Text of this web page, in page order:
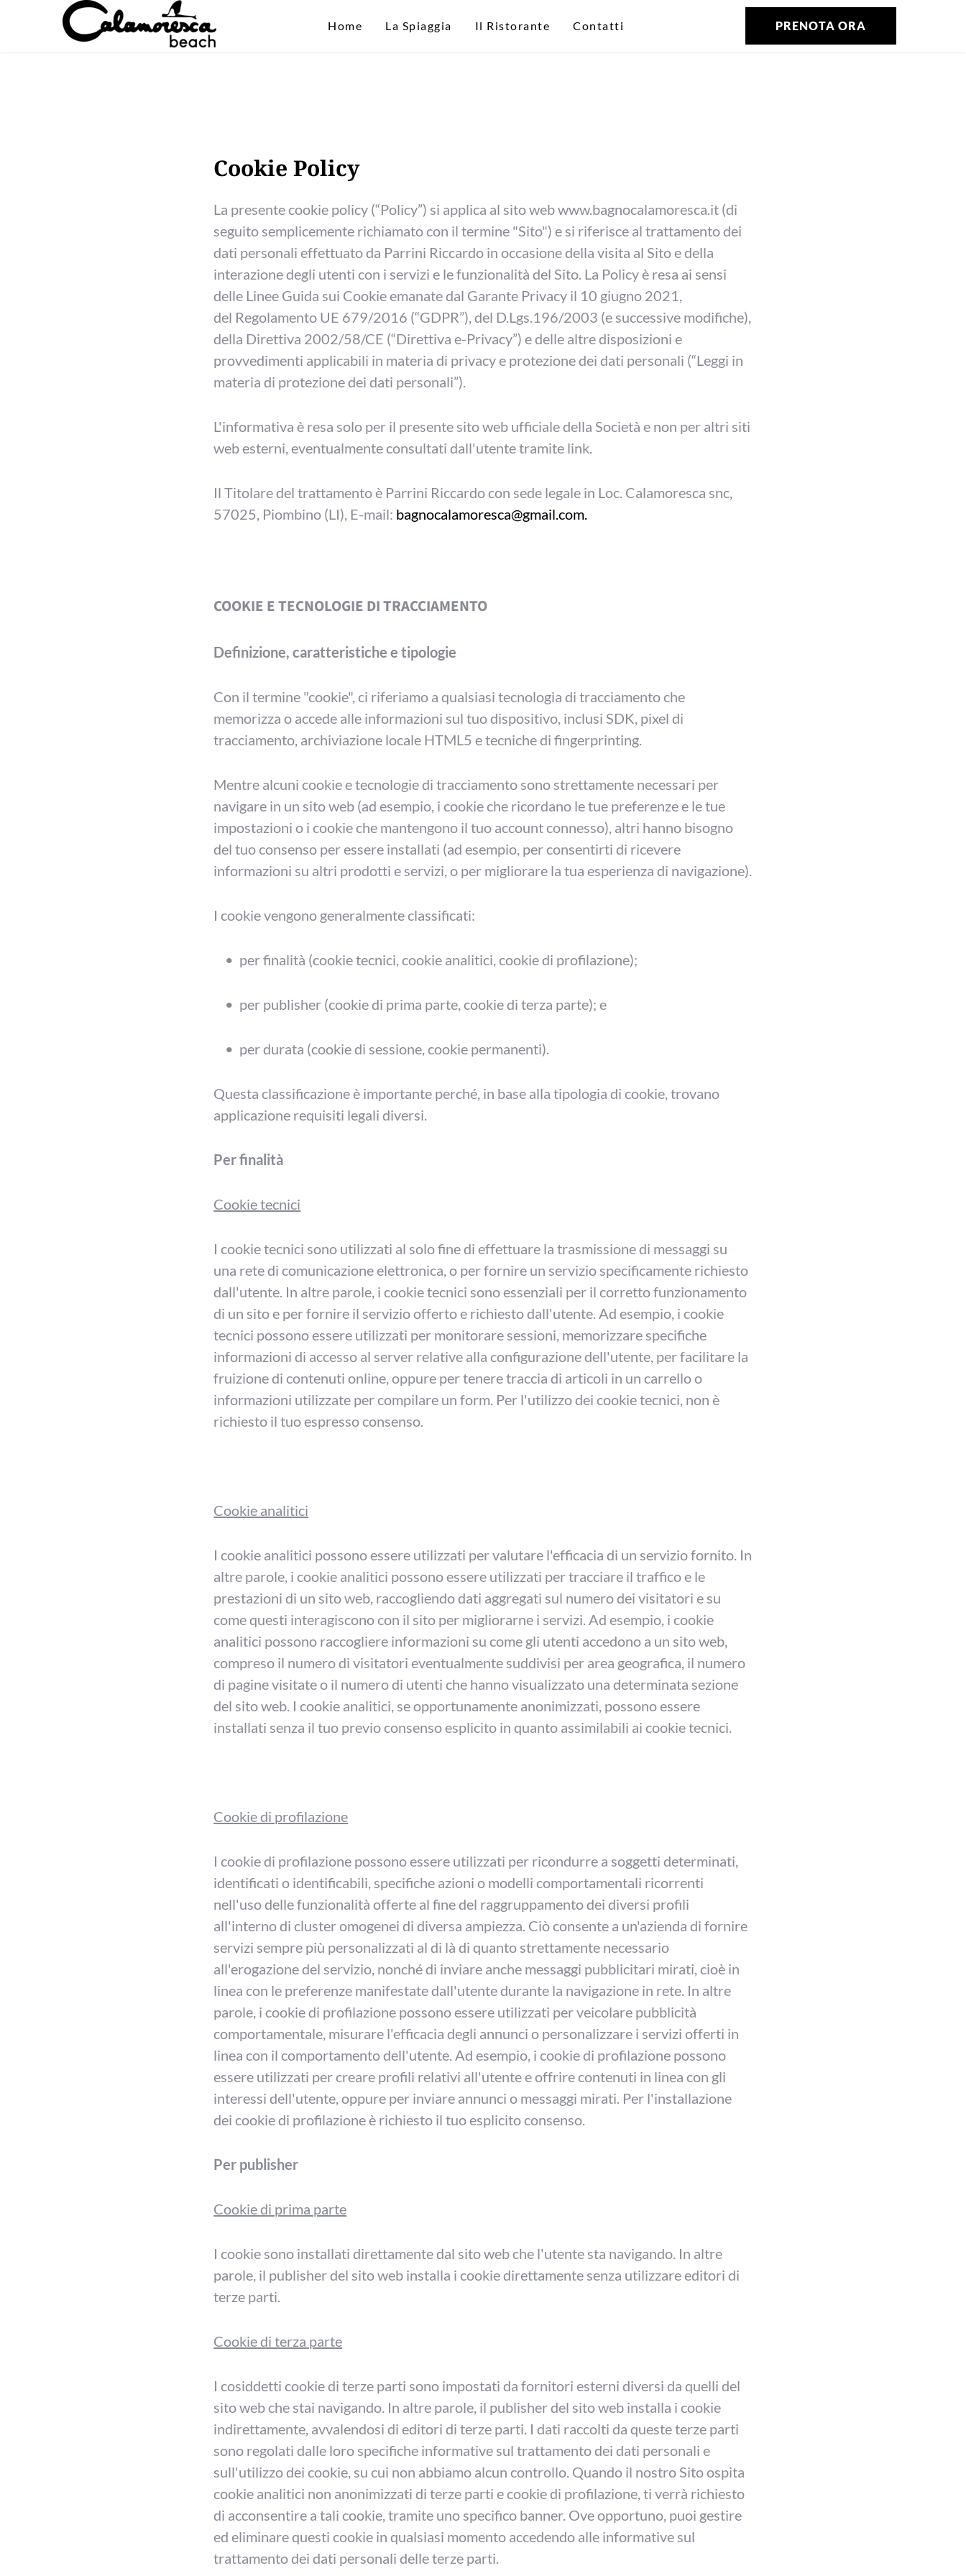
Home La Spiaggia Il Ristorante Contatti PRENOTA ORA
Cookie Policy
La presente cookie policy (“Policy”) si applica al sito web www.bagnocalamoresca.it (di
seguito semplicemente richiamato con il termine "Sito") e si riferisce al trattamento dei
dati personali effettuato da Parrini Riccardo in occasione della visita al Sito e della
interazione degli utenti con i servizi e le funzionalità del Sito. La Policy è resa ai sensi
delle Linee Guida sui Cookie emanate dal Garante Privacy il 10 giugno 2021,
del Regolamento UE 679/2016 (“GDPR”), del D.Lgs.196/2003 (e successive modifiche),
della Direttiva 2002/58/CE (“Direttiva e-Privacy”) e delle altre disposizioni e
provvedimenti applicabili in materia di privacy e protezione dei dati personali (“Leggi in
materia di protezione dei dati personali”).
L'informativa è resa solo per il presente sito web ufficiale della Società e non per altri siti
web esterni, eventualmente consultati dall'utente tramite link.
Il Titolare del trattamento è Parrini Riccardo con sede legale in Loc. Calamoresca snc,
57025, Piombino (LI), E-mail: bagnocalamoresca@gmail.com.
COOKIE E TECNOLOGIE DI TRACCIAMENTO
Definizione, caratteristiche e tipologie
Con il termine "cookie", ci riferiamo a qualsiasi tecnologia di tracciamento che
memorizza o accede alle informazioni sul tuo dispositivo, inclusi SDK, pixel di
tracciamento, archiviazione locale HTML5 e tecniche di fingerprinting.
Mentre alcuni cookie e tecnologie di tracciamento sono strettamente necessari per
navigare in un sito web (ad esempio, i cookie che ricordano le tue preferenze e le tue
impostazioni o i cookie che mantengono il tuo account connesso), altri hanno bisogno
del tuo consenso per essere installati (ad esempio, per consentirti di ricevere
informazioni su altri prodotti e servizi, o per migliorare la tua esperienza di navigazione).
I cookie vengono generalmente classificati:
per finalità (cookie tecnici, cookie analitici, cookie di profilazione);
per publisher (cookie di prima parte, cookie di terza parte); e
per durata (cookie di sessione, cookie permanenti).
Questa classificazione è importante perché, in base alla tipologia di cookie, trovano
applicazione requisiti legali diversi.
Per finalità
Cookie tecnici
I cookie tecnici sono utilizzati al solo fine di effettuare la trasmissione di messaggi su
una rete di comunicazione elettronica, o per fornire un servizio specificamente richiesto
dall'utente. In altre parole, i cookie tecnici sono essenziali per il corretto funzionamento
di un sito e per fornire il servizio offerto e richiesto dall'utente. Ad esempio, i cookie
tecnici possono essere utilizzati per monitorare sessioni, memorizzare specifiche
informazioni di accesso al server relative alla configurazione dell'utente, per facilitare la
fruizione di contenuti online, oppure per tenere traccia di articoli in un carrello o
informazioni utilizzate per compilare un form. Per l'utilizzo dei cookie tecnici, non è
richiesto il tuo espresso consenso.
Cookie analitici
I cookie analitici possono essere utilizzati per valutare l'efficacia di un servizio fornito. In
altre parole, i cookie analitici possono essere utilizzati per tracciare il traffico e le
prestazioni di un sito web, raccogliendo dati aggregati sul numero dei visitatori e su
come questi interagiscono con il sito per migliorarne i servizi. Ad esempio, i cookie
analitici possono raccogliere informazioni su come gli utenti accedono a un sito web,
compreso il numero di visitatori eventualmente suddivisi per area geografica, il numero
di pagine visitate o il numero di utenti che hanno visualizzato una determinata sezione
del sito web. I cookie analitici, se opportunamente anonimizzati, possono essere
installati senza il tuo previo consenso esplicito in quanto assimilabili ai cookie tecnici.
Cookie di profilazione
I cookie di profilazione possono essere utilizzati per ricondurre a soggetti determinati,
identificati o identificabili, specifiche azioni o modelli comportamentali ricorrenti
nell'uso delle funzionalità offerte al fine del raggruppamento dei diversi profili
all'interno di cluster omogenei di diversa ampiezza. Ciò consente a un'azienda di fornire
servizi sempre più personalizzati al di là di quanto strettamente necessario
all'erogazione del servizio, nonché di inviare anche messaggi pubblicitari mirati, cioè in
linea con le preferenze manifestate dall'utente durante la navigazione in rete. In altre
parole, i cookie di profilazione possono essere utilizzati per veicolare pubblicità
comportamentale, misurare l'efficacia degli annunci o personalizzare i servizi offerti in
linea con il comportamento dell'utente. Ad esempio, i cookie di profilazione possono
essere utilizzati per creare profili relativi all'utente e offrire contenuti in linea con gli
interessi dell'utente, oppure per inviare annunci o messaggi mirati. Per l'installazione
dei cookie di profilazione è richiesto il tuo esplicito consenso.
Per publisher
Cookie di prima parte
I cookie sono installati direttamente dal sito web che l'utente sta navigando. In altre
parole, il publisher del sito web installa i cookie direttamente senza utilizzare editori di
terze parti.
Cookie di terza parte
I cosiddetti cookie di terze parti sono impostati da fornitori esterni diversi da quelli del
sito web che stai navigando. In altre parole, il publisher del sito web installa i cookie
indirettamente, avvalendosi di editori di terze parti. I dati raccolti da queste terze parti
sono regolati dalle loro specifiche informative sul trattamento dei dati personali e
sull'utilizzo dei cookie, su cui non abbiamo alcun controllo. Quando il nostro Sito ospita
cookie analitici non anonimizzati di terze parti e cookie di profilazione, ti verrà richiesto
di acconsentire a tali cookie, tramite uno specifico banner. Ove opportuno, puoi gestire
ed eliminare questi cookie in qualsiasi momento accedendo alle informative sul
trattamento dei dati personali delle terze parti.